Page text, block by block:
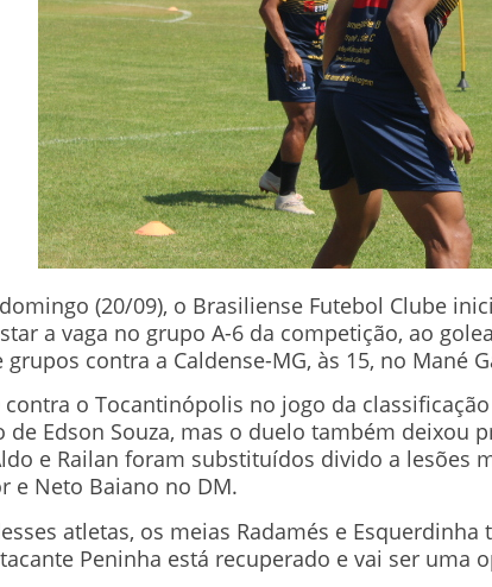
(20/09), o Brasiliense Futebol Clube
a vaga no grupo A-6 da competição, ao
grupos contra a Caldense-MG, às 15, no Mané
contra o Tocantinópolis no jogo da
de Edson Souza, mas o duelo também deixou
e Railan foram substituídos divido a lesões
e Neto Baiano no DM.
atletas, os meias Radamés e
Peninha está recuperado e vai ser uma